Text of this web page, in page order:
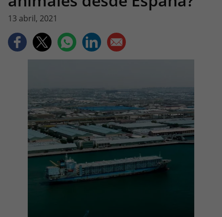
13 abril, 2021